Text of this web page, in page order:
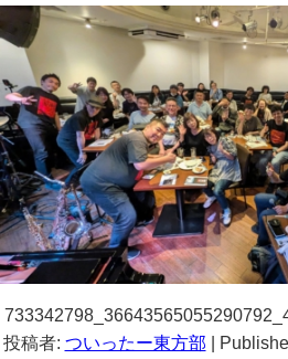
投稿者: ついったー東方部